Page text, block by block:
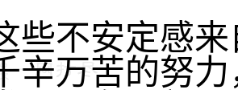
不安定感来
辛万苦的努